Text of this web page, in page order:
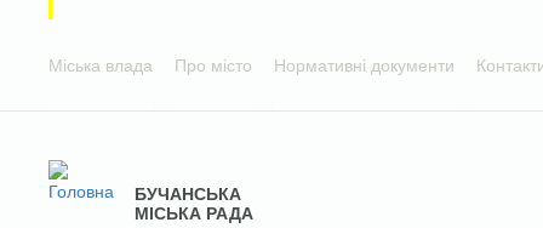
Міська влада Про місто Нормативні документи
БУЧАНСЬКА
МІСЬКА РАДА